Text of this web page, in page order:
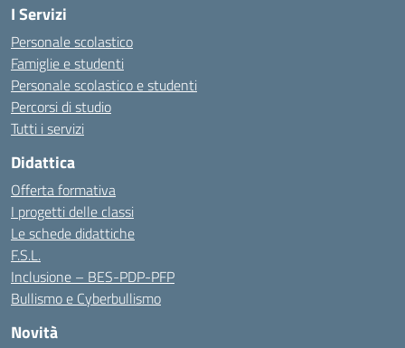
I Servizi
Personale scolastico
Famiglie e studenti
Personale scolastico e studenti
Percorsi di studio
Tutti i servizi
Didattica
Offerta formativa
I progetti delle classi
Le schede didattiche
F.S.L.
Inclusione – BES-PDP-PFP
Bullismo e Cyberbullismo
Novità